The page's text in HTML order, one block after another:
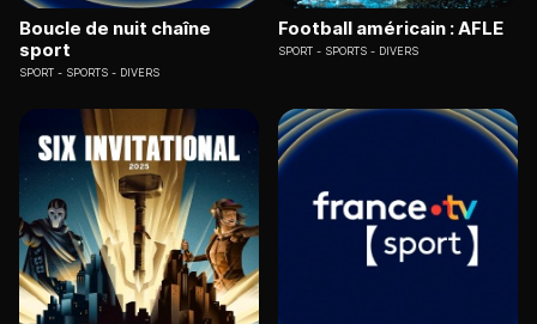
Boucle de nuit chaîne
sport
SPORT SPORTS - DIVERS
Football américain : AFLE
SPORT SPORTS - DIVERS